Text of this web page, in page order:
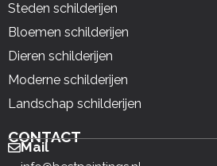
Steden schilderijen
Bloemen schilderijen
Dieren schilderijen
Moderne schilderijen
Landschap schilderijen
CONTACT
Mail